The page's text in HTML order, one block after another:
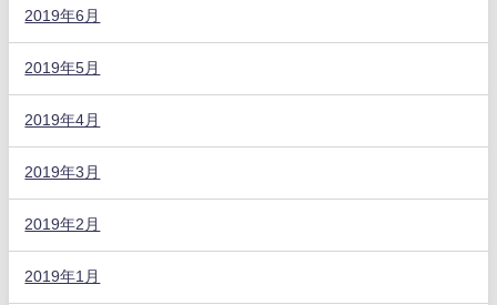
2019年6月
2019年5月
2019年4月
2019年3月
2019年2月
2019年1月